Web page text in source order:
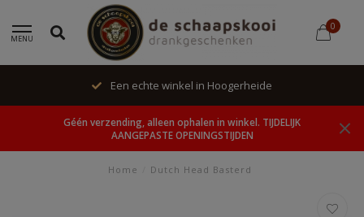
MENU
0
Een echte winkel in Hoogerheide
Géén verzending, alleen ophalen in winkel. TIJDELIJK
AANGEPASTE OPENINGSTIJDEN
Home Dutch Head Basterd